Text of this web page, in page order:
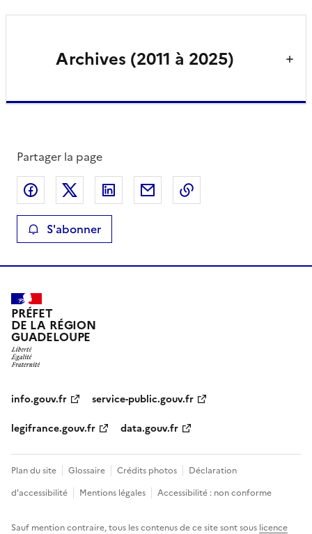
Archives (2011 à 2025)
Partager la page
Partager sur Facebook
Partager sur XPartager sur LinkedIn
Partager par email
S'abonner
PRÉFET
DE LA RÉGION
GUADELOUPE
info.gouv.fr
service-public.gouv.fr
legifrance.gouv.fr
data.gouv.fr
Plan du site Glossaire Crédits photos
Déclaration
d’accessibilité
Mentions légales Accessibilité : non conforme
Sauf mention contraire, tous les contenus de ce site sont sous licence